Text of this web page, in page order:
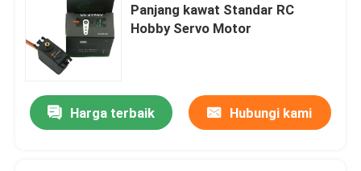
Panjang kawat Standar RC
Hobby Servo Motor
Harga terbaik Hubungi kami